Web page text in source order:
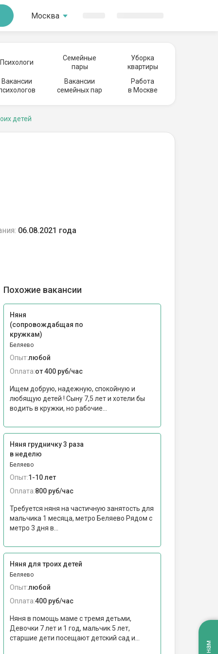
Москва
Психологи
Семейные
пары
Уборка
квартиры
Вакансии
Вакансии
семейных пар
Работа
в Москве
детей
06.08.2021 года
Похожие вакансии
Няня
(сопровождабщая по
кружкам)
Беляево
Опыт:любой
Оплата:от 400 руб/час
Ищем добрую, надежную, спокойную и
любящую детей ! Сыну 7,5 лет и хотели бы
водить в кружки, но рабочие...
Няня грудничку 3 раза
в неделю
Беляево
Опыт:1-10 лет
Оплата:800 руб/час
Требуется няня на частичную занятость для
мальчика 1 месяца, метро Беляево Рядом с
метро 3 дня в...
Няня для троих детей
Беляево
Опыт:любой
Оплата:400 руб/час
Няня в помощь маме с тремя детьми,
Девочки 7 лет и 1 год, мальчик 5 лет,
старшие дети посещают детский сад и...